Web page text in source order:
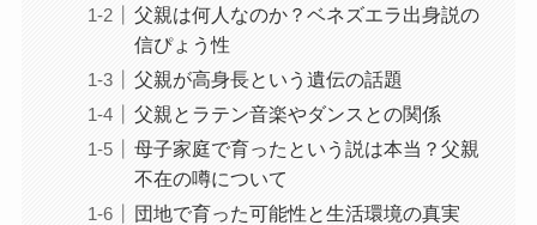
父親は何人なのか？ベネズエラ出身説の
信ぴょう性
父親が高身長という遺伝の話題
父親とラテン音楽やダンスとの関係
母子家庭で育ったという説は本当？父親
不在の噂について
団地で育った可能性と生活環境の真実